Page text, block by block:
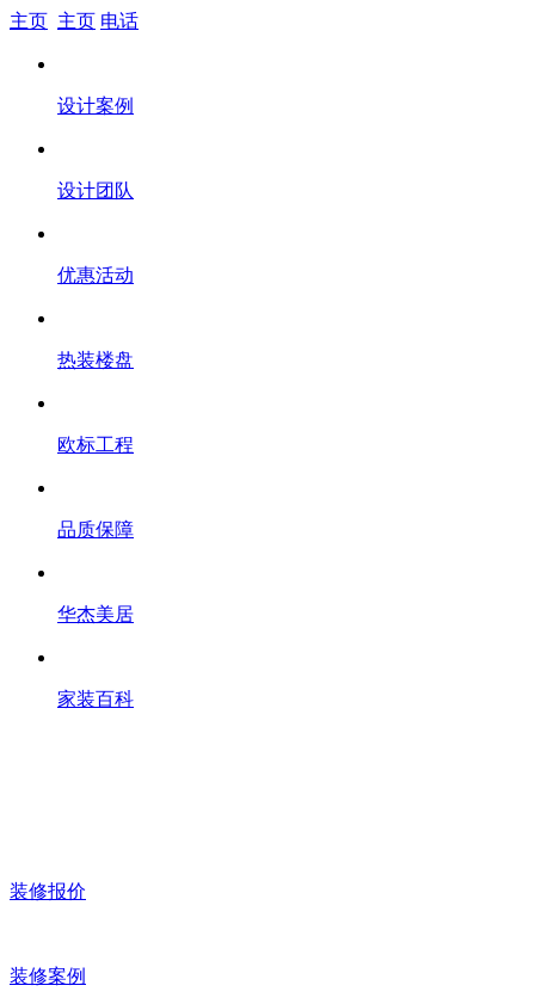
主页 主页 电话
设计案例
设计团队
优惠活动
热装楼盘
欧标工程
品质保障
华杰美居
家装百科
装修报价
装修案例